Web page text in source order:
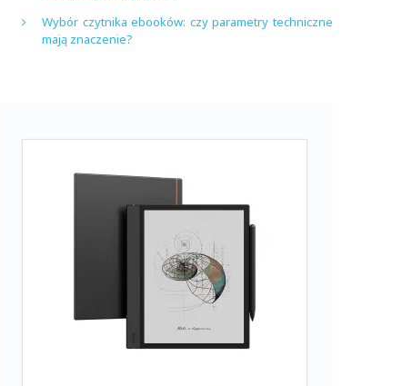
Wybór czytnika ebooków: czy parametry techniczne
mają znaczenie?